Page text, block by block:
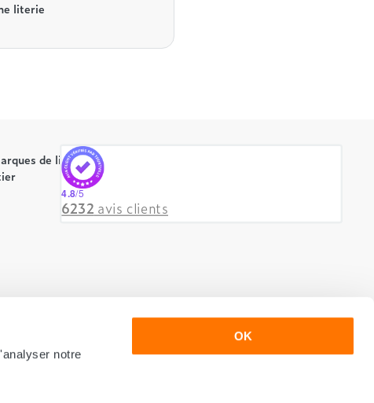
notre
OK
literie
de literie
4.8/5
6232 avis clients